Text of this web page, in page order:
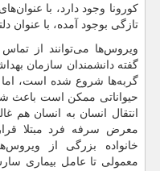
کورونا وجود دارد، با
تازگی بوجود آمده، با عنوان
ویروس‌ها می‌توانند از
گفته دانشمندان سازمان
گربه‌ها شروع شده است،
حیواناتی ممکن است باعث
انتقال انسان به انسان هم
معرض سرفه فرد مبتلا
خانواده بزرگی از
معمولی تا عامل بیماری